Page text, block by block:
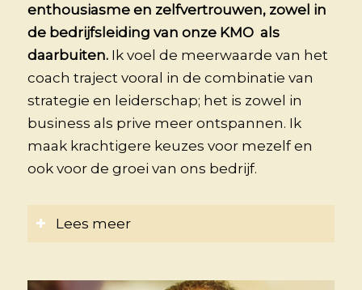
enthousiasme en zelfvertrouwen, zowel in
de bedrijfsleiding van onze KMO als
daarbuiten.Ik voel de meerwaarde van het
coach traject vooral in de combinatie van
strategie en leiderschap; het is zowel in
business als prive meer ontspannen. Ik
maak krachtigere keuzes voor mezelf en
ook voor de groei van ons bedrijf.
Lees meer